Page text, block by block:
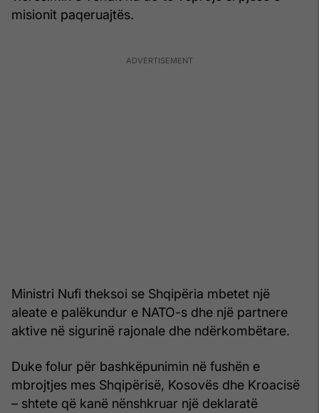
misionit paqeruajtës.
Ministri Nufi theksoi se Shqipëria mbetet një
aleate e palëkundur e NATO-s dhe një partnere
aktive në sigurinë rajonale dhe ndërkombëtare.
Duke folur për bashkëpunimin në fushën e
mbrojtjes mes Shqipërisë, Kosovës dhe Kroacisë
– shtete që kanë nënshkruar një deklaratë